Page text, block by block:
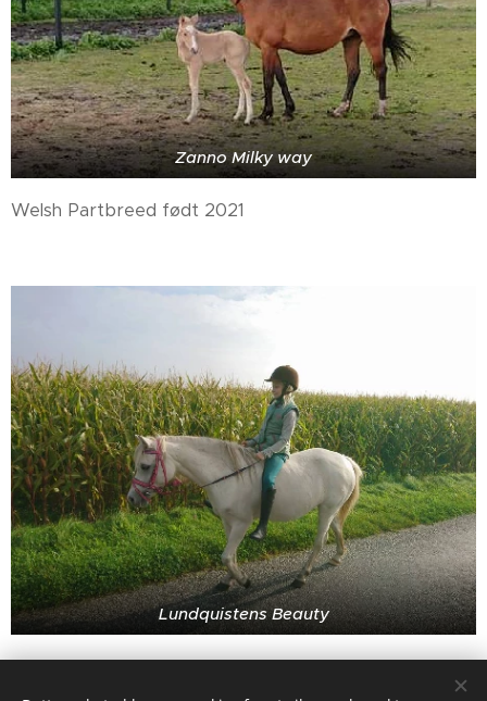
Zanno Milky way
Welsh Partbreed født 2021
Lundquistens Beauty
Welsh Mountain hoppe født 2007